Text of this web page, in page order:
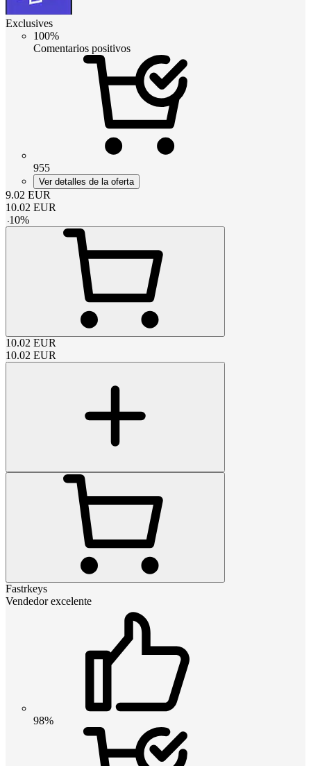
Exclusives
100%
Comentarios positivos
955
Ver detalles de la oferta
9.02 EUR
10.02 EUR
-10%
10.02 EUR
10.02 EUR
Fastrkeys
Vendedor excelente
98%